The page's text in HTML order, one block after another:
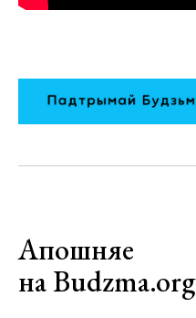
Апошняе
на Budzma.org